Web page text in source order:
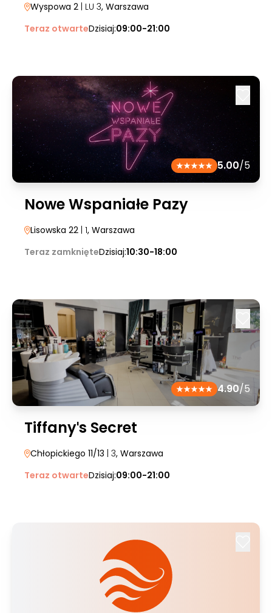
Wyspowa 2 | LU 3, Warszawa
Teraz otwarteDzisiaj:09:00-21:00
5.00/5
Nowe Wspaniałe Pazy
Lisowska 22 | 1, Warszawa
Teraz zamknięteDzisiaj:10:30-18:00
4.90/5
Tiffanyˈs Secret
Chłopickiego 11/13 | 3, Warszawa
Teraz otwarteDzisiaj:09:00-21:00